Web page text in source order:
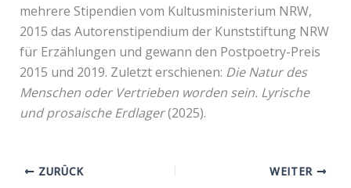
mehrere Stipendien vom Kultusministerium NRW,
2015 das Autorenstipendium der Kunststiftung NRW
für Erzählungen und gewann den Postpoetry-Preis
2015 und 2019. Zuletzt erschienen: Die Natur des
Menschen oder Vertrieben worden sein. Lyrische
und prosaische Erdlager(2025).
ZURÜCK WEITER